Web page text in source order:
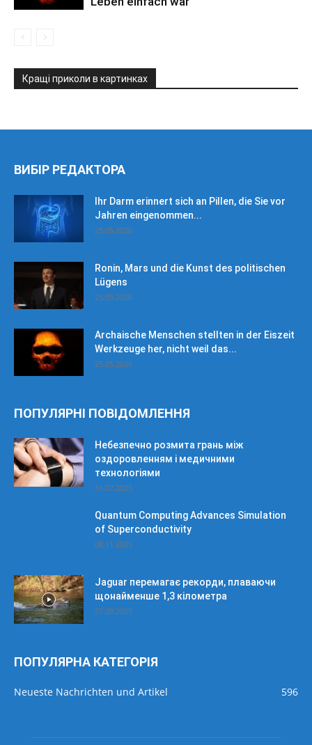
Кращі приколи в картинках
ВИБІР РЕДАКТОРА
Ihr Darm erinnert sich an Pillen, die Sie vor
Jahren eingenommen...
25.05.2026
Ronin, Mars und die Kunst des politischen
Lügens
25.05.2026
Archaische Menschen stellten in der Eiszeit
Werkzeuge her, nicht weil das...
25.05.2026
ПОПУЛЯРНІ ПОВІДОМЛЕННЯ
Небезпечно розмита грань між
оздоровленням і медичними
технологіями
31.07.2025
Quantum Computing Advances Simulation
of Superconductivity
08.11.2025
Jaguar перемагає рекорди, плаваючи
щонайменше 1,3 кілометра
27.09.2025
ПОПУЛЯРНА КАТЕГОРІЯ
Neueste Nachrichten und Artikel 596